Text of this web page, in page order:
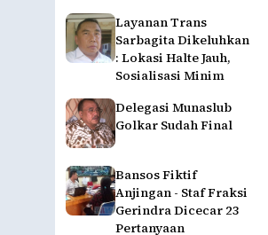
Layanan Trans
Sarbagita Dikeluhkan
: Lokasi Halte Jauh,
Sosialisasi Minim
Delegasi Munaslub
Golkar Sudah Final
Bansos Fiktif
Anjingan - Staf Fraksi
Gerindra Dicecar 23
Pertanyaan